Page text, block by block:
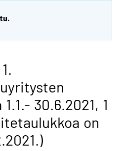
30.6.2021, 1
on